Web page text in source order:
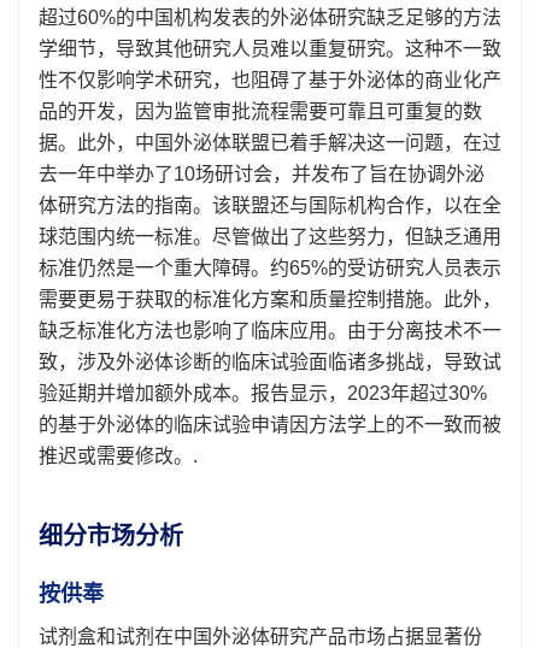
超过60%的中国机构发表的外泌体研究缺乏足够的方法
学细节，导致其他研究人员难以重复研究。这种不一致
性不仅影响学术研究，也阻碍了基于外泌体的商业化产
品的开发，因为监管审批流程需要可靠且可重复的数
据。此外，中国外泌体联盟已着手解决这一问题，在过
去一年中举办了10场研讨会，并发布了旨在协调外泌
体研究方法的指南。该联盟还与国际机构合作，以在全
球范围内统一标准。尽管做出了这些努力，但缺乏通用
标准仍然是一个重大障碍。约65%的受访研究人员表示
需要更易于获取的标准化方案和质量控制措施。此外，
缺乏标准化方法也影响了临床应用。由于分离技术不一
致，涉及外泌体诊断的临床试验面临诸多挑战，导致试
验延期并增加额外成本。报告显示，2023年超过30%
的基于外泌体的临床试验申请因方法学上的不一致而被
推迟或需要修改。.
细分市场分析
按供奉
试剂盒和试剂在中国外泌体研究产品市场占据显著份